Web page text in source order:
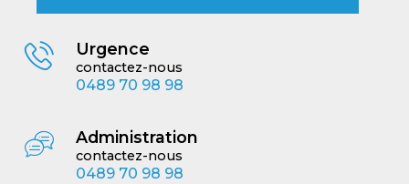
Urgence
contactez-nous
0489 70 98 98
Administration
contactez-nous
0489 70 98 98